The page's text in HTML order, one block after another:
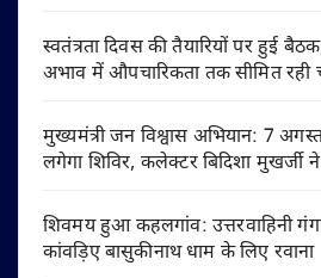
स्वतंत्रता दिवस की तैयारियों पर हुई
अभाव में औपचारिकता तक सीमित रही
मुख्यमंत्री जन विश्वास अभियान: 7
लगेगा शिविर, कलेक्टर बिदिशा मुखर्जी
शिवमय हुआ कहलगांव: उत्तरवाहिनी
कांवड़िए बासुकीनाथ धाम के लिए रवाना